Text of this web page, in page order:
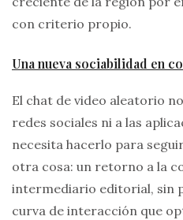
con criterio propio.
Una nueva sociabilidad en
El chat de video aleatorio
redes sociales ni a las
necesita hacerlo para
otra cosa: un retorno a la
intermediario editorial, sin
curva de interacción que